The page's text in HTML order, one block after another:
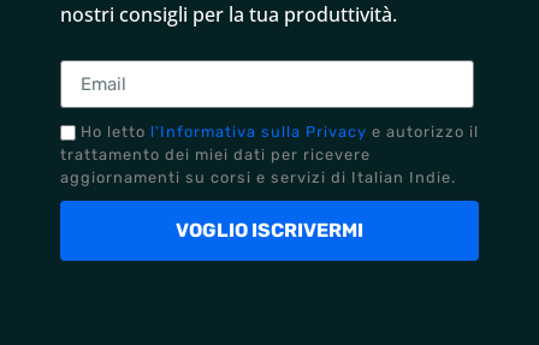
nostri consigli per la tua produttività.
Ho letto l'Informativa sulla Privacy e autorizzo il
trattamento dei miei dati per ricevere
aggiornamenti su corsi e servizi di Italian Indie.
VOGLIO ISCRIVERMI